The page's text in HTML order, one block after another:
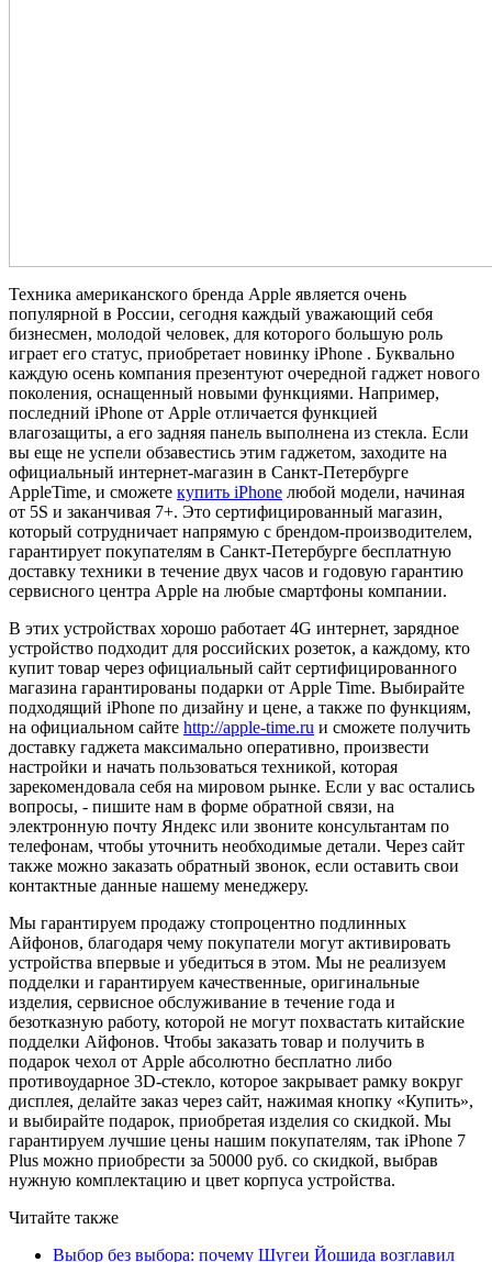
Техника американского бренда Apple является очень
популярной в России, сегодня каждый уважающий себя
бизнесмен, молодой человек, для которого большую роль
играет его статус, приобретает новинку iРhone . Буквально
каждую осень компания презентуют очередной гаджет нового
поколения, оснащенный новыми функциями. Например,
последний iРhone от Аpple отличается функцией
влагозащиты, а его задняя панель выполнена из стекла. Если
вы еще не успели обзавестись этим гаджетом, заходите на
официальный интернет-магазин в Санкт-Петербурге
AppleTime, и сможете купить iPhone любой модели, начиная
от 5S и заканчивая 7+. Это сертифицированный магазин,
который сотрудничает напрямую с брендом-производителем,
гарантирует покупателям в Санкт-Петербурге бесплатную
доставку техники в течение двух часов и годовую гарантию
сервисного центра Apple на любые смартфоны компании.
В этих устройствах хорошо работает 4G интернет, зарядное
устройство подходит для российских розеток, а каждому, кто
купит товар через официальный сайт сертифицированного
магазина гарантированы подарки от Apple Time. Выбирайте
подходящий iPhone по дизайну и цене, а также по функциям,
на официальном сайте http://apple-time.ru и сможете получить
доставку гаджета максимально оперативно, произвести
настройки и начать пользоваться техникой, которая
зарекомендовала себя на мировом рынке. Если у вас остались
вопросы, - пишите нам в форме обратной связи, на
электронную почту Яндекс или звоните консультантам по
телефонам, чтобы уточнить необходимые детали. Через сайт
также можно заказать обратный звонок, если оставить свои
контактные данные нашему менеджеру.
Мы гарантируем продажу стопроцентно подлинных
Айфонов, благодаря чему покупатели могут активировать
устройства впервые и убедиться в этом. Мы не реализуем
подделки и гарантируем качественные, оригинальные
изделия, сервисное обслуживание в течение года и
безотказную работу, которой не могут похвастать китайские
подделки Айфонов. Чтобы заказать товар и получить в
подарок чехол от Apple абсолютно бесплатно либо
противоударное 3D-стекло, которое закрывает рамку вокруг
дисплея, делайте заказ через сайт, нажимая кнопку «Купить»,
и выбирайте подарок, приобретая изделия со скидкой. Мы
гарантируем лучшие цены нашим покупателям, так iPhone 7
Plus можно приобрести за 50000 руб. со скидкой, выбрав
нужную комплектацию и цвет корпуса устройства.
Читайте также
Выбор без выбора: почему Шугеи Йошида возглавил